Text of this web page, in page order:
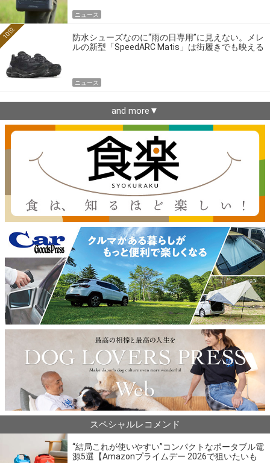
ニュース
防水シューズなのに“雨の日専用”に見えない。メレ
ルの新型「SpeedARC Matis」は街履きでも映える
10位
ニュース
and more▼
スペシャルレコメンド
“結局これが使いやすい”コンパクトなポータブル電
源5選【Amazonプライムデー 2026で狙いたいも